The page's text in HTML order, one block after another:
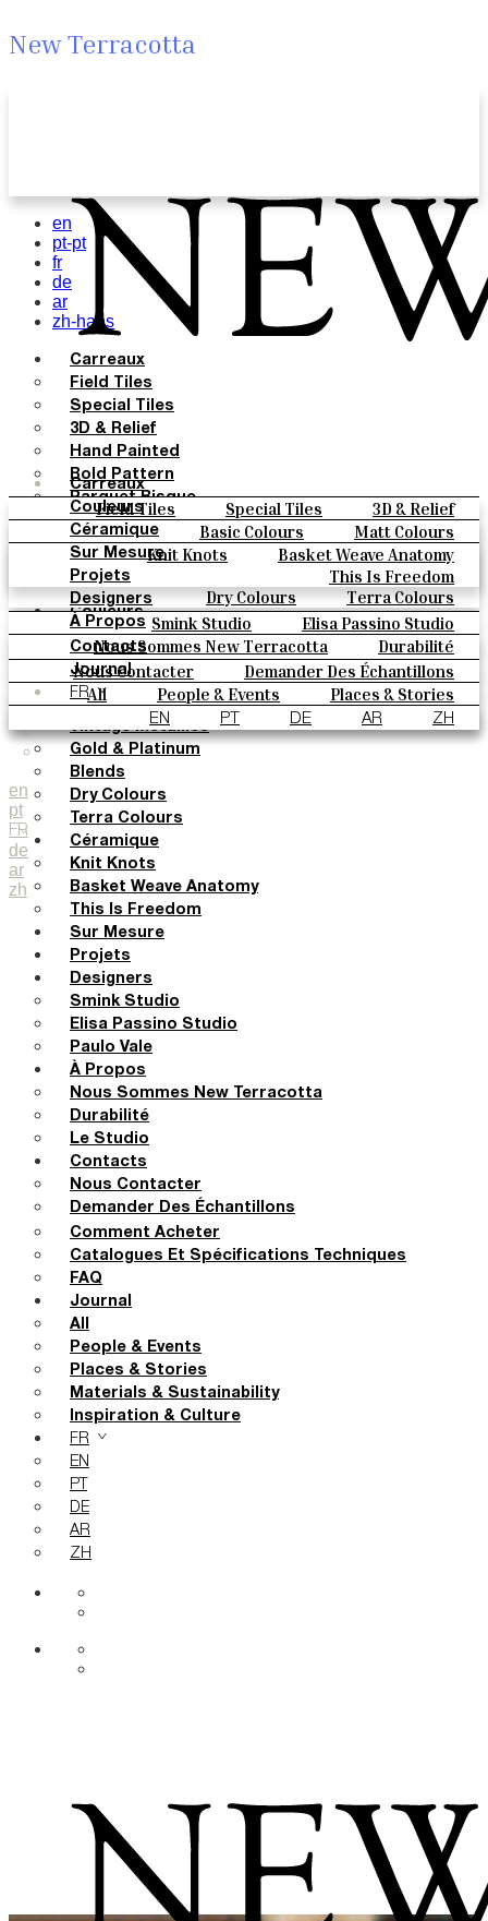
New Terracotta
Carreaux
Field Tiles Special Tiles
3D & Relief
Hand Painted
Bold Pattern
Parquet Bisque
Natural Cotto
Elisa Passino
Smink
Paulo Vale
Couleurs
Basic Colours
Matt Colours
Oxide Explosions
Special Firing
Vintage Metallics
Gold & Platinum
Blends
Dry Colours
Terra Colours
Céramique
Knit Knots
Basket Weave Anatomy
This Is Freedom
Sur Mesure
Projets
Designers
Smink Studio
Elisa Passino Studio
Paulo Vale
À Propos
Nous Sommes New Terracotta
Durabilité
Le Studio
Contacts
Nous Contacter
Demander Des Échantillons
Comment Acheter
Catalogues Et Spécifications Techniques
FAQ
Journal
All People & Events
Places & Stories
Materials & Sustainability
Inspiration & Culture
FR
EN PT DE AR ZH
en
pt
FR
de
ar
zh
en
pt-pt
fr
de
ar
zh-hans
Carreaux
Field Tiles
Special Tiles
3D & Relief
Hand Painted
Bold Pattern
Parquet Bisque
Natural Cotto
Elisa Passino
Smink
Paulo Vale
Couleurs
Basic Colours
Matt Colours
Oxide Explosions
Special Firing
Vintage Metallics
Gold & Platinum
Blends
Dry Colours
Terra Colours
Céramique
Knit Knots
Basket Weave Anatomy
This Is Freedom
Sur Mesure
Projets
Designers
Smink Studio
Elisa Passino Studio
Paulo Vale
À Propos
Nous Sommes New Terracotta
Durabilité
Le Studio
Contacts
Nous Contacter
Demander Des Échantillons
Comment Acheter
Catalogues Et Spécifications Techniques
FAQ
Journal
All
People & Events
Places & Stories
Materials & Sustainability
Inspiration & Culture
FR
EN
PT
DE
AR
ZH